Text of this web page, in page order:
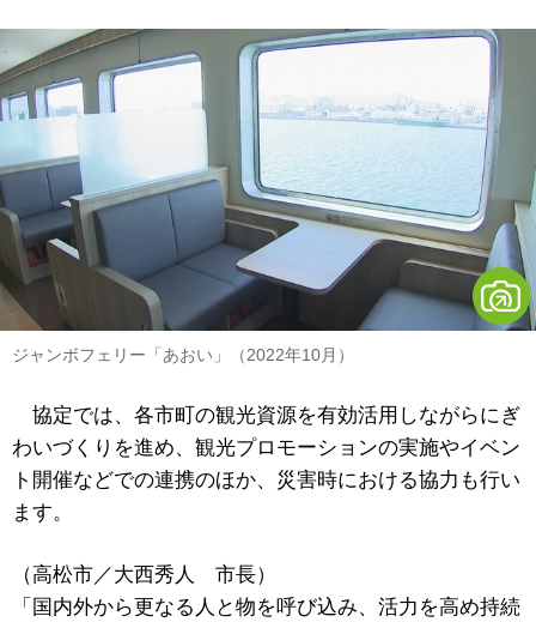
ジャンボフェリー「あおい」（2022年10月）
協定では、各市町の観光資源を有効活用しながらにぎ
わいづくりを進め、観光プロモーションの実施やイベン
ト開催などでの連携のほか、災害時における協力も行い
ます。
（高松市／大西秀人 市長）
「国内外から更なる人と物を呼び込み、活力を高め持続